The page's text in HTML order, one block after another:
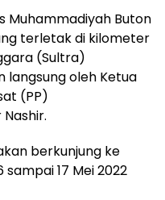
Muhammadiyah Buton
terletak di kilometer
(Sultra)
langsung oleh Ketua
(PP)
berkunjung ke
sampai 17 Mei 2022